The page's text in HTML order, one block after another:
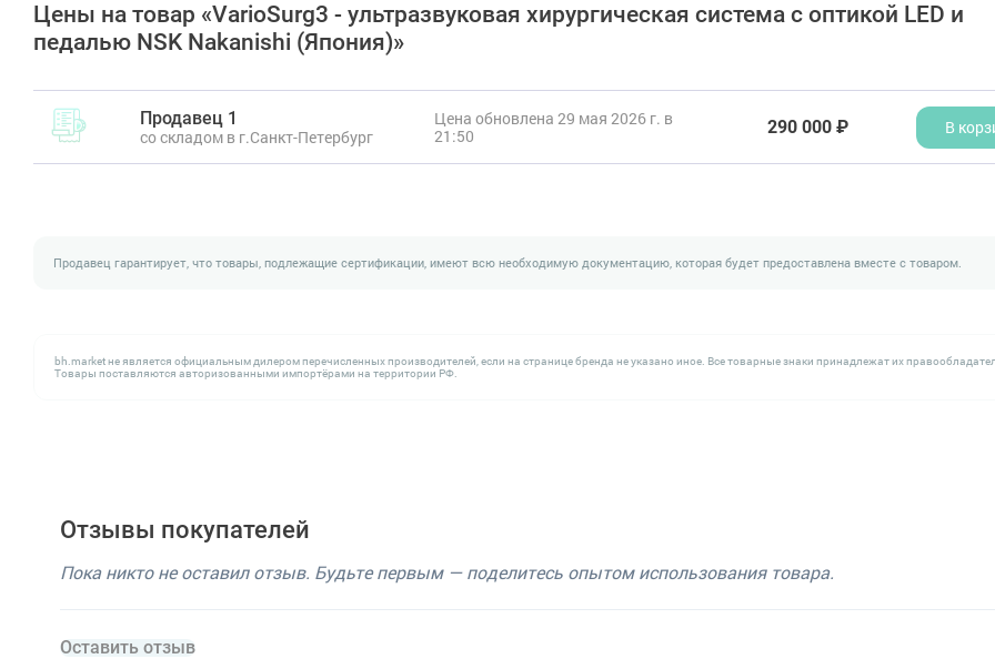
Цены на товар «VarioSurg3 - ультразвуковая хирургическая система c оптикой LED и
педалью NSK Nakanishi (Япония)»
Продавец 1
со складом в г.Санкт-Петербург
Цена обновлена 29 мая 2026 г. в
21:50
290 000 ₽ В
Продавец гарантирует, что товары, подлежащие сертификации, имеют всю необходимую документацию, которая будет предоставлена вместе с товаром.
bh.market не является официальным дилером перечисленных производителей, если на странице бренда не указано иное. Все товарные знаки принадлежат их
Товары поставляются авторизованными импортёрами на территории РФ.
Отзывы покупателей
Пока никто не оставил отзыв. Будьте первым — поделитесь опытом использования товара.
Оставить отзыв